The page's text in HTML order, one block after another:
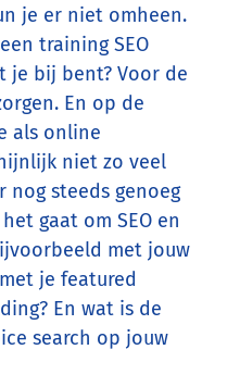
je er niet omheen.
training SEO
je bij bent? Voor de
En op de
als online
niet zo veel
nog steeds genoeg
gaat om SEO en
met jouw
je featured
En wat is de
search op jouw